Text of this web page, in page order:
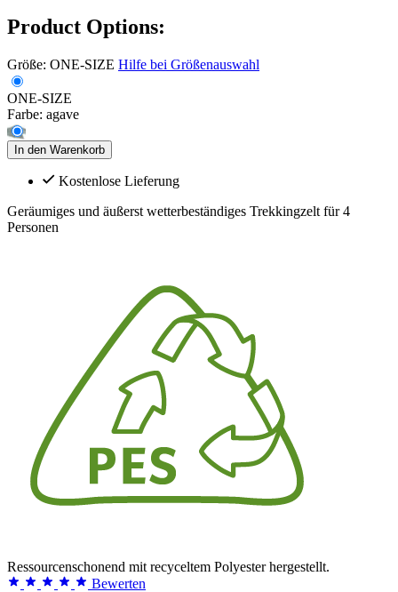
Product Options:
Größe: ONE-SIZE Hilfe bei Größenauswahl
ONE-SIZE
Farbe: agave
In den Warenkorb
Kostenlose Lieferung
Geräumiges und äußerst wetterbeständiges Trekkingzelt für 4
Personen
Ressourcenschonend mit recyceltem Polyester hergestellt.
Bewerten